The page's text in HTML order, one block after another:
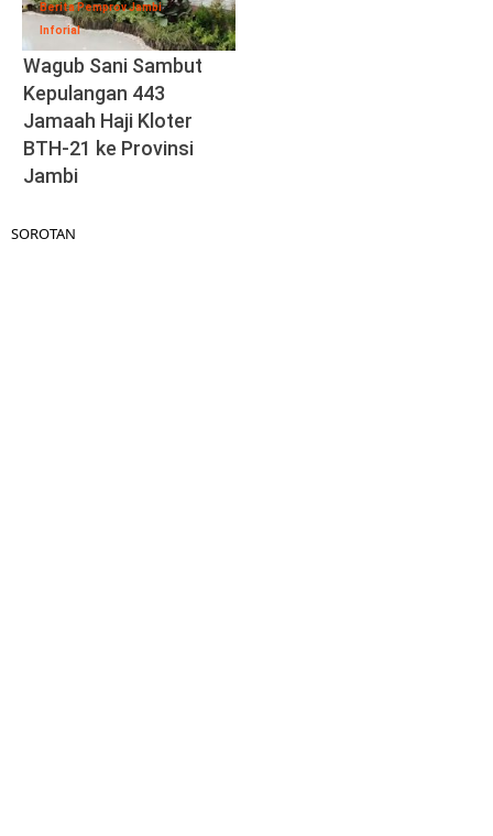
Berita Pemprov Jambi
Inforial
Wagub Sani Sambut
Kepulangan 443
Jamaah Haji Kloter
BTH-21 ke Provinsi
Jambi
SOROTAN